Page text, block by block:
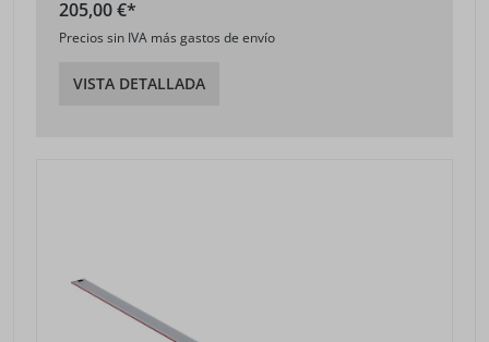
205,00 €*
Precios sin IVA más gastos de envío
VISTA DETALLADA